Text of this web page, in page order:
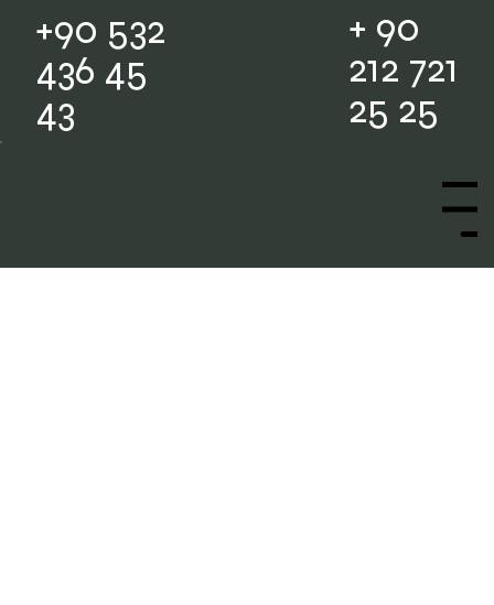
+90 532
436 45
43
+ 90
212 721
25 25
Menu